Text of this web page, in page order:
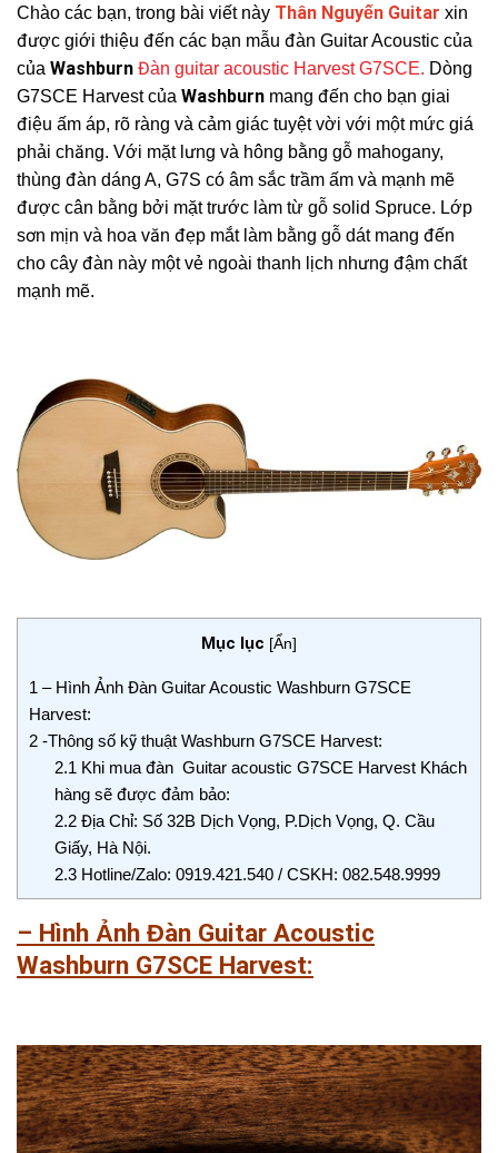
Chào các bạn, trong bài viết này Thân Nguyến Guitar xin
được giới thiệu đến các bạn mẫu đàn Guitar Acoustic của
của Washburn Đàn guitar acoustic Harvest G7SCE. Dòng
G7SCE Harvest của Washburn mang đến cho bạn giai
điệu ấm áp, rõ ràng và cảm giác tuyệt vời với một mức giá
phải chăng. Với mặt lưng và hông bằng gỗ mahogany,
thùng đàn dáng A, G7S có âm sắc trầm ấm và mạnh mẽ
được cân bằng bởi mặt trước làm từ gỗ solid Spruce. Lớp
sơn mịn và hoa văn đẹp mắt làm bằng gỗ dát mang đến
cho cây đàn này một vẻ ngoài thanh lịch nhưng đậm chất
mạnh mẽ.
Mục lục [Ẩn]
1 – Hình Ảnh Đàn Guitar Acoustic Washburn G7SCE
Harvest:
2 -Thông số kỹ thuật Washburn G7SCE Harvest:
2.1 Khi mua đàn Guitar acoustic G7SCE Harvest Khách
hàng sẽ được đảm bảo:
2.2Địa Chỉ: Số 32B Dịch Vọng, P.Dịch Vọng, Q. Cầu
Giấy, Hà Nội.
2.3Hotline/Zalo: 0919.421.540 / CSKH: 082.548.9999
– Hình Ảnh Đàn Guitar Acoustic
Washburn G7SCE Harvest: